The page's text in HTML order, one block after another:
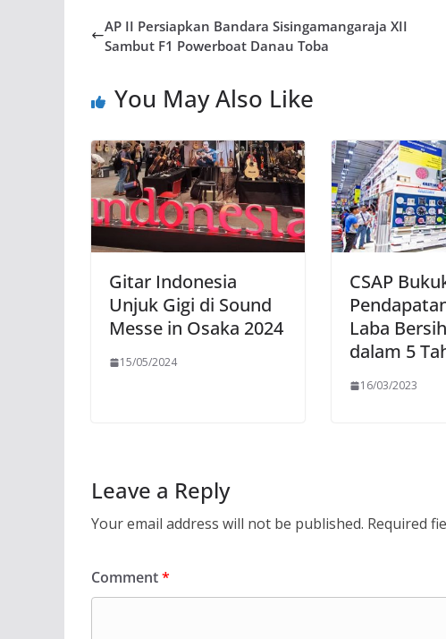
AP II Persiapkan Bandara Sisingamangaraja XII
Sambut F1 Powerboat Danau Toba
You May Also Like
Gitar Indonesia
Unjuk Gigi di Sound
Messe in Osaka 2024
15/05/2024
CSAP
Laba
dalam 5
16/03/2023
Leave a Reply
Your email address will not be published. Required
Comment*